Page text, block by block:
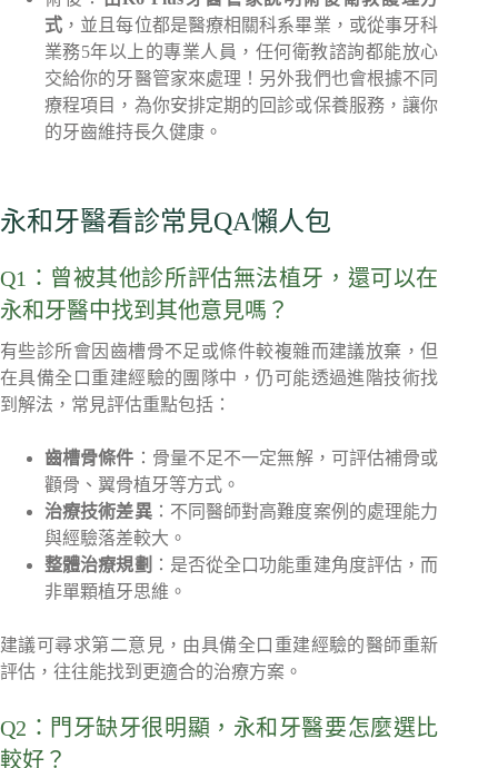
式 ，並且每位都是醫療相關科系畢業，或從事牙科
業務5年以上的專業人員，任何衛教諮詢都能放心
交給你的牙醫管家來處理！另外我們也會根據不同
療程項目，為你安排定期的回診或保養服務，讓你
的牙齒維持長久健康。
永和牙醫看診常見QA懶人包
Q1：曾被其他診所評估無法植牙，還可以在
永和牙醫中找到其他意見嗎？
有些診所會因齒槽骨不足或條件較複雜而建議放棄，但
在具備全口重建經驗的團隊中，仍可能透過進階技術找
到解法，常見評估重點包括：
齒槽骨條件 ：骨量不足不一定無解，可評估補骨或
顴骨、翼骨植牙等方式。
治療技術差異：不同醫師對高難度案例的處理能力
與經驗落差較大。
整體治療規劃 ：是否從全口功能重建角度評估，而
非單顆植牙思維。
建議可尋求第二意見，由具備全口重建經驗的醫師重新
評估，往往能找到更適合的治療方案。
Q2：門牙缺牙很明顯，永和牙醫要怎麼選比
較好？